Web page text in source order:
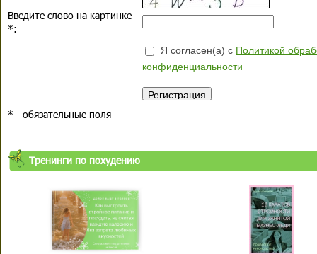
Введите слово на картинке
*:
Я согласен(а) с Политикой
конфиденциальности
* - обязательные поля
Тренинги по похудению